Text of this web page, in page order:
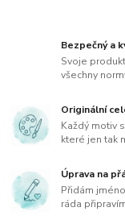
Bezpečný a
Svoje
všechny
Originální
Každý motiv
které jen tak
Úprava na
Přidám
ráda